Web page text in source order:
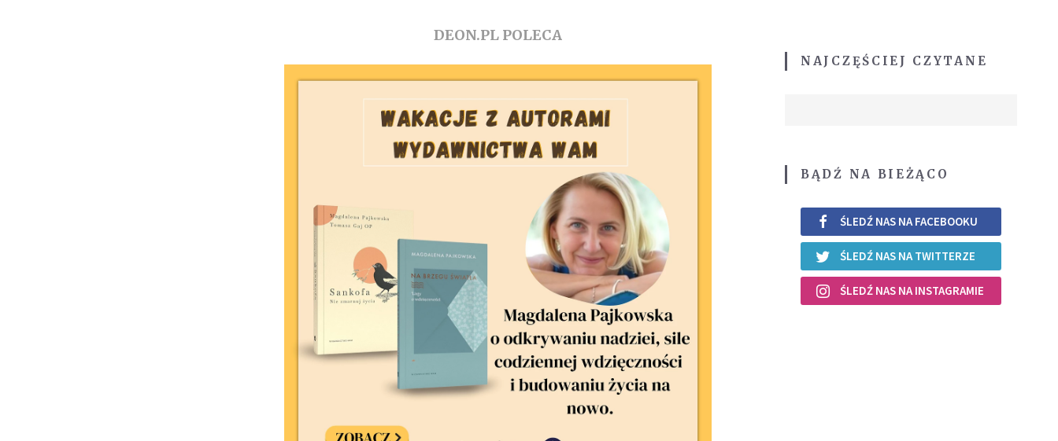
DEON.PL POLECA
NAJCZĘŚCIEJ CZYTANE
BĄDŹ NA BIEŻĄCO
ŚLEDŹ NAS NA FACEBOOKU
ŚLEDŹ NAS NA TWITTERZE
ŚLEDŹ NAS NA INSTAGRAMIE